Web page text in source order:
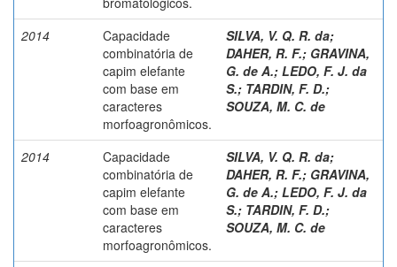
2014
Capacidade
combinatória de
capim elefante
com base em
caracteres
morfoagronômicos.
SILVA, V. Q. R. da;
DAHER, R. F.; GRAVINA,
G. de A.; LEDO, F. J. da
S.; TARDIN, F. D.;
SOUZA, M. C. de
2014
Capacidade
combinatória de
capim elefante
com base em
caracteres
morfoagronômicos.
SILVA, V. Q. R. da;
DAHER, R. F.; GRAVINA,
G. de A.; LEDO, F. J. da
S.; TARDIN, F. D.;
SOUZA, M. C. de